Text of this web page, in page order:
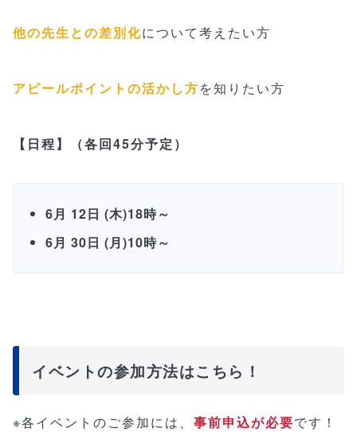
他の先生との差別化について考えたい方
アピールポイントの活かし方を知りたい方
【日程】（各回45分予定）
6月 12日 (木)18時～
6月 30日 (月)10時～
イベントの参加方法はこちら！
※各イベントのご参加には、 事前申込が必要です！